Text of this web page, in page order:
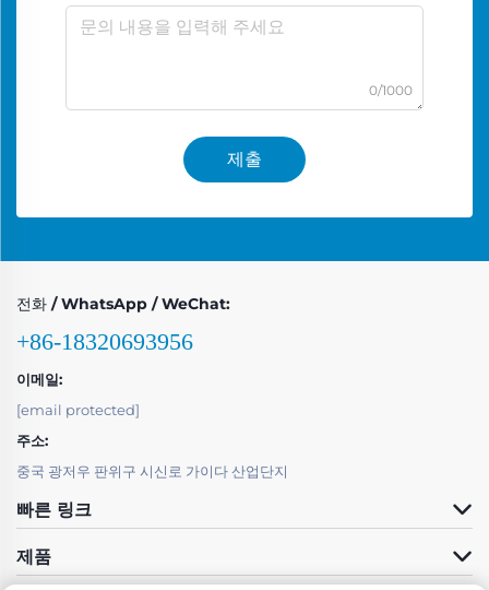
0/1000
제출
전화 / WhatsApp / WeChat:
+86-18320693956
이메일:
[email protected]
주소:
중국 광저우 판위구 시신로 가이다 산업단지
빠른 링크
제품